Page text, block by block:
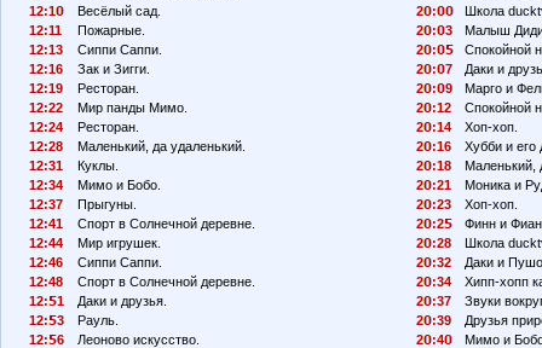
12:1
Весёлый сад.
12:11
Пожарные.
12:13
Сиппи Саппи.
12:16
Зак и Зигги.
12:19
Ресторан.
12:22
Мир панды Мимо.
12:24
Ресторан.
12:28
Маленький, да удаленький.
12:31
Куклы.
12:34
Мимо и Бобо.
12:37
Прыгуны.
12:41
Спорт в Солнечной деревне.
12:44
Мир игрушек.
12:46
Сиппи Саппи.
12:48
Спорт в Солнечной деревне.
12:
1
Даки и друзья.
12:
3
Рауль.
12:
6 Леоново искусство.
2
:
Школа
2
: 3
Малыш
2
:
Спокойной
2
: 7
Даки и
2
: 9
Марго и
2
:12
Спокойной
2
:14
Хоп-хоп.
2
:16
Хубби и его
2
:18
Маленький,
2
:21
Моника и
2
:23
Хоп-хоп.
2
:2
Финн и
2
:28
Школа
2
:32
Даки и
2
:34
Хипп-хопп
2
:37
Звуки
2
:39
Друзья
2
:4 Мимо и